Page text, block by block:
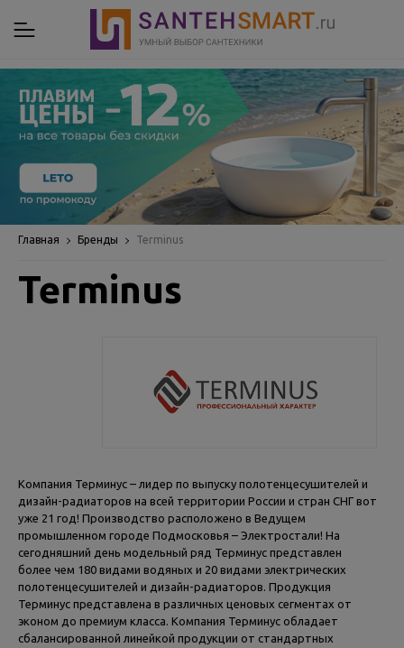
Главная Бренды Terminus
Terminus
Компания Терминус – лидер по выпуску полотенцесушителей и
дизайн-радиаторов на всей территории России и стран СНГ вот
уже 21 год! Производство расположено в Ведущем
промышленном городе Подмосковья – Электростали! На
сегодняшний день модельный ряд Терминус представлен
более чем 180 видами водяных и 20 видами электрических
полотенцесушителей и дизайн-радиаторов. Продукция
Терминус представлена в различных ценовых сегментах от
эконом до премиум класса. Компания Терминус обладает
сбалансированной линейкой продукции от стандартных